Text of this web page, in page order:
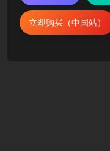
立即购买（中国站）